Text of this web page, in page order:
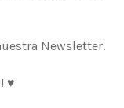
Newsletter.
♥